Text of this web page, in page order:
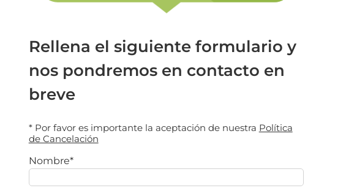
Rellena el siguiente formulario y
nos pondremos en contacto en
breve
* Por favor es importante la aceptación de nuestra Política
de Cancelación
Nombre*